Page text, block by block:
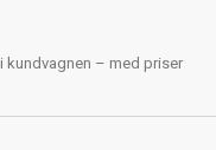
kundvagnen – med priser